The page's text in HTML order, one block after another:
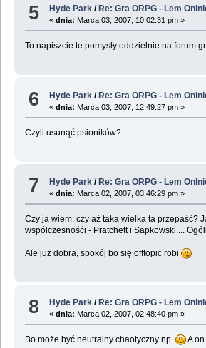
5 Hyde Park / Re: Gra ORPG - Lem
«dnia: Marca 03, 2007, 10:02:31 pm »
To napiszcie te pomysły oddzielnie na forum
6 Hyde Park /Re: Gra ORPG - Lem
«dnia: Marca 03, 2007, 12:49:27 pm »
Czyli usunąć psioników?
7 Hyde Park / Re: Gra ORPG - Lem
«dnia: Marca 02, 2007, 03:46:29 pm »
Czy ja wiem, czy aż taka wielka ta przepaść?
współczesnośći - Pratchett i Sapkowski....
Ale już dobra, spokój bo się offtopic robi
8 Hyde Park / Re: Gra ORPG - Lem
«dnia: Marca 02, 2007, 02:48:40 pm »
Bo może być neutralny chaotyczny np. A on